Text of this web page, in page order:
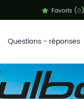
Favoris (0)
Questions - réponses